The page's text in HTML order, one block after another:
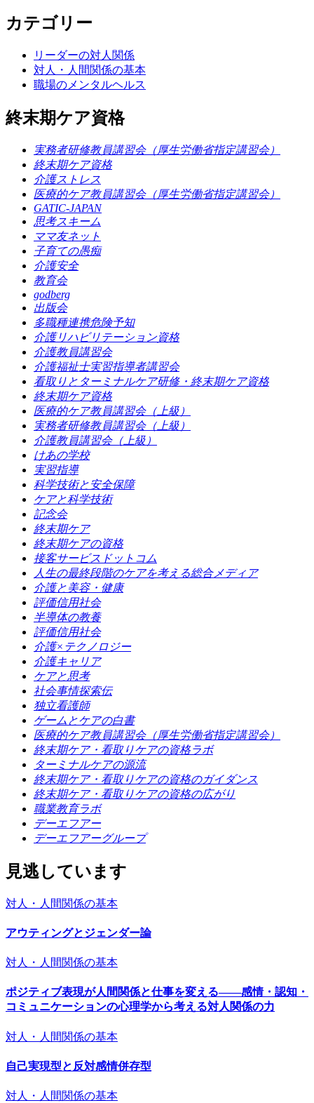
カテゴリー
リーダーの対人関係
対人・人間関係の基本
職場のメンタルヘルス
終末期ケア資格
実務者研修教員講習会（厚生労働省指定講習会）
終末期ケア資格
介護ストレス
医療的ケア教員講習会（厚生労働省指定講習会）
GATIC-JAPAN
思考スキーム
ママ友ネット
子育ての愚痴
介護安全
教育会
godberg
出版会
多職種連携危険予知
介護リハビリテーション資格
介護教員講習会
介護福祉士実習指導者講習会
看取りとターミナルケア研修・終末期ケア資格
終末期ケア資格
医療的ケア教員講習会（上級）
実務者研修教員講習会（上級）
介護教員講習会（上級）
けあの学校
実習指導
科学技術と安全保障
ケアと科学技術
記念会
終末期ケア
終末期ケアの資格
接客サービスドットコム
人生の最終段階のケアを考える総合メディア
介護と美容・健康
評価信用社会
半導体の教養
評価信用社会
介護×テクノロジー
介護キャリア
ケアと思考
社会事情探索伝
独立看護師
ゲームとケアの白書
医療的ケア教員講習会（厚生労働省指定講習会）
終末期ケア・看取りケアの資格ラボ
ターミナルケアの源流
終末期ケア・看取りケアの資格のガイダンス
終末期ケア・看取りケアの資格の広がり
職業教育ラボ
デーエフアー
デーエフアーグループ
見逃しています
対人・人間関係の基本
アウティングとジェンダー論
対人・人間関係の基本
ポジティブ表現が人間関係と仕事を変える――感情・認知・
コミュニケーションの心理学から考える対人関係の力
対人・人間関係の基本
自己実現型と反対感情併存型
対人・人間関係の基本